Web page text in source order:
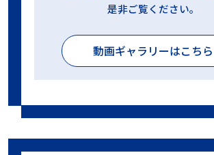
是非ご覧ください。
動画ギャラリーはこちら